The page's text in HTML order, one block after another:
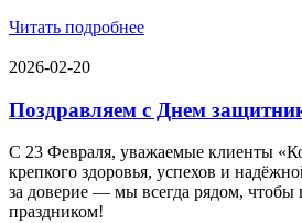
Читать подробнее
2026-02-20
Поздравляем с Днем
С 23 Февраля, уважаемые клиенты
крепкого здоровья, успехов и
за доверие — мы всегда рядом,
праздником!